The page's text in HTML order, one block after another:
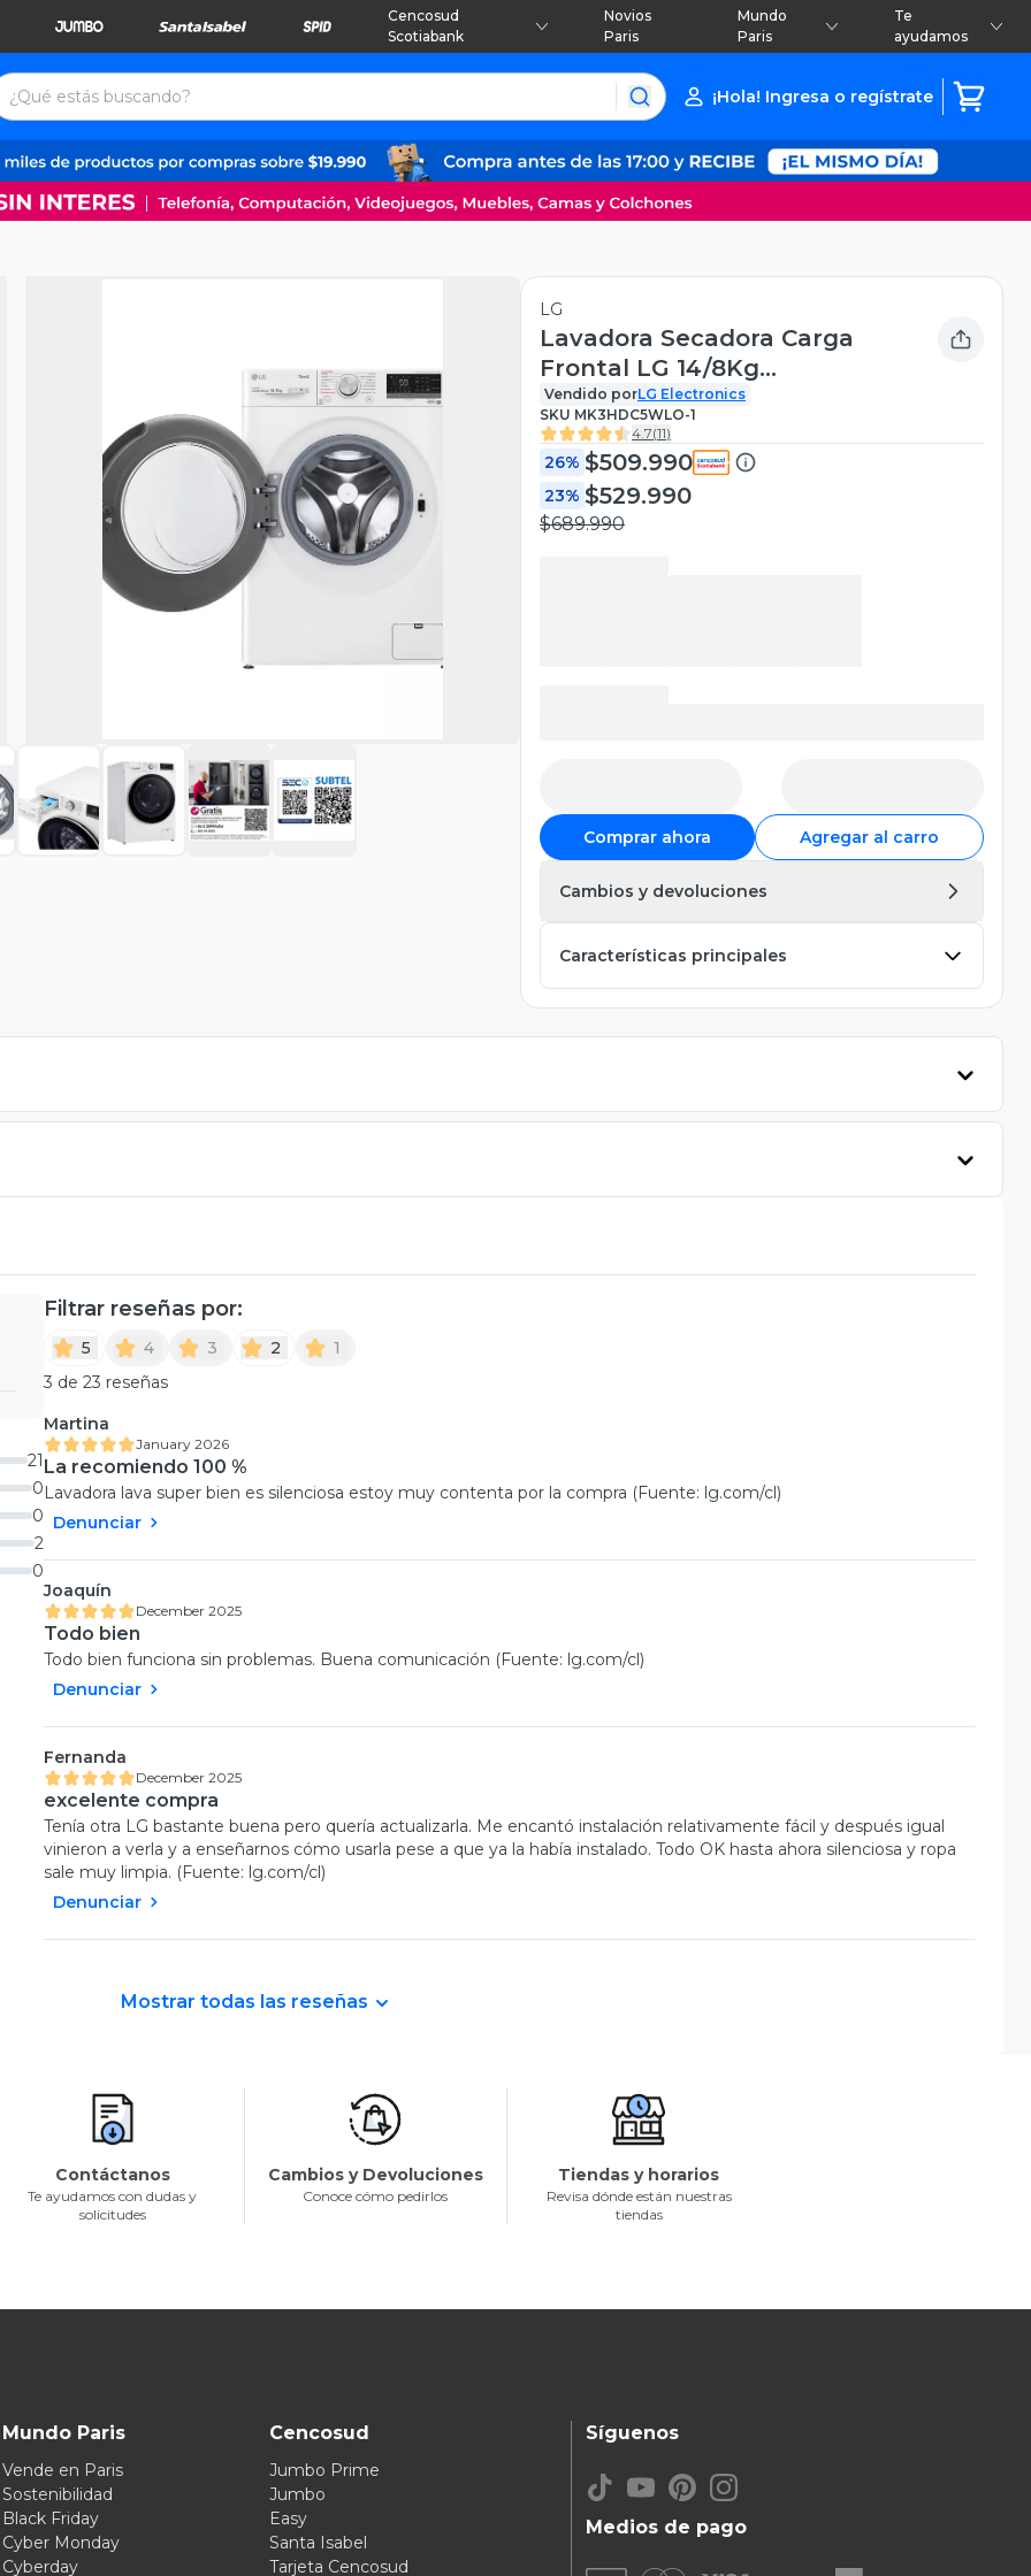
Cencosud
Scotiabank
Novios
Paris
Mundo
Paris
Te
ayudamos
¡Hola! Ingresa o regístrate
LG
Lavadora Secadora Carga
Frontal LG 14/8Kg
WD14WVC4S6 con AIDD™
Vendido porLG Electronics
SKU MK3HDC5WLO-1
4.7(11)
26% $509.990
23% $529.990
$689.990
Comprar ahora Agregar al carro
Cambios y devoluciones
Características principales
21
0
0
2
0
Filtrar reseñas por:
5 4 3 2
1
3 de 23 reseñas
Martina
January 2026
La recomiendo 100 %
Lavadora lava super bien es silenciosa estoy muy contenta por la compra (Fuente: lg.com/cl)
Denunciar
Joaquín
December 2025
Todo bien
Todo bien funciona sin problemas. Buena comunicación (Fuente: lg.com/cl)
Denunciar
Fernanda
December 2025
excelente compra
Tenía otra LG bastante buena pero quería actualizarla. Me encantó instalación relativamente fácil y después igual
vinieron a verla y a enseñarnos cómo usarla pese a que ya la había instalado. Todo OK hasta ahora silenciosa y ropa
sale muy limpia. (Fuente: lg.com/cl)
Denunciar
Mostrar todas las reseñas
Contáctanos
Te ayudamos con dudas y
solicitudes
Cambios y Devoluciones
Conoce cómo pedirlos
Tiendas y horarios
Revisa dónde están nuestras
tiendas
Mundo Paris
Vende en Paris
Sostenibilidad
Black Friday
Cyber Monday
Cyberday
Cencosud
Jumbo Prime
Jumbo
Easy
Santa Isabel
Tarjeta Cencosud
Medios de pago
Síguenos